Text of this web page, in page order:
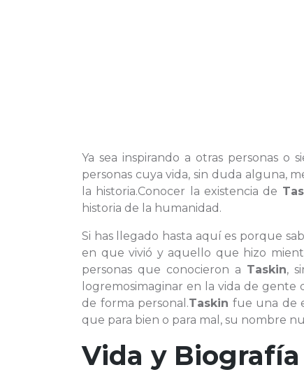
Ya sea inspirando a otras personas o
personas cuya vida, sin duda alguna,
la historia.Conocer la existencia de
historia de la humanidad.
Si has llegado hasta aquí es porque
en que vivió y aquello que hizo
personas que conocieron a Taskin,
logremosimaginar en la vida de
de forma personal.Taskin fue una de
que para bien o para mal, su nombre
Vida y